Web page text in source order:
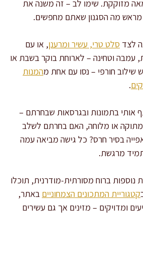
מזוקקת. שימו לב – זה משנה את
מה הסגנון שאתם מחפשים.
לצד סלט טרי, עשיר ומרענן, או עם
עמבה וטחינה – לארוחת בוקר בשבת או
שילוב חורפי – נסו עם אחת מהמנות
.
אותי בתמונות ובגרסאות שבחרתם –
או מלוחה, האם בחרתם לשלב
בסיר חרס? כל גישה מביאה עמה
מרגשת.
נוספות ברוח מסורתית-מודרנית, תוכלו
קטגוריית המתכונים הצמחוניים באתר,
ומדויקים – מזינים אך גם עשירים